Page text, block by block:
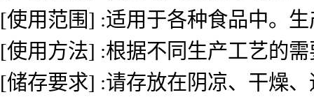
[使用范围] :适用于各种食品中。
[使用方法] :根据不同生产工艺的
[储存要求] :请存放在阴凉、干燥